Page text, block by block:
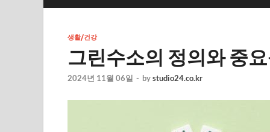
생활/건강
그린수소의 정의와 중
2024년 11월 06일 - bystudio24.co.kr